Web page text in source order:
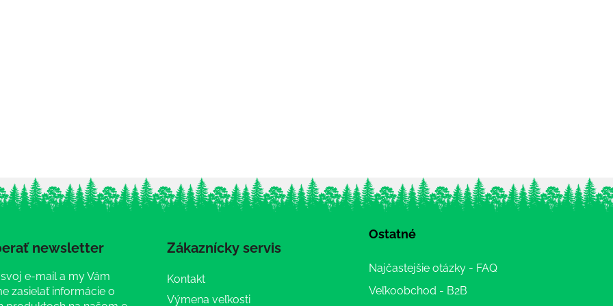
newsletter
e-mail a my Vám
zasielať informácie o
Zákaznícky servis
Kontakt
Výmena veľkosti
Ostatné
Najčastejšie otázky - FAQ
Veľkoobchod - B2B